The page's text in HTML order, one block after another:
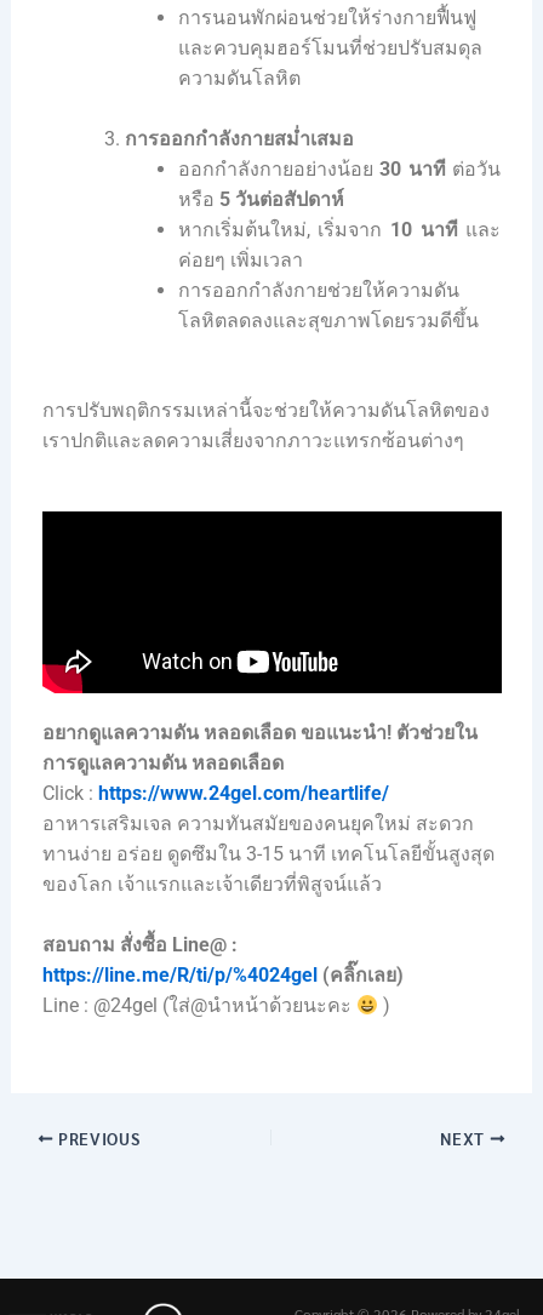
การนอนพักผ่อนช่วยให้ร่างกายฟื้นฟู
และควบคุมฮอร์โมนที่ช่วยปรับสมดุล
ความดันโลหิต
การออกกำลังกายสม่ำเสมอ
ออกกำลังกายอย่างน้อย30 นาทีต่อวัน
หรือ 5 วันต่อสัปดาห์
หากเริ่มต้นใหม่, เริ่มจาก 10 นาทีและ
ค่อยๆ เพิ่มเวลา
การออกกำลังกายช่วยให้ความดัน
โลหิตลดลงและสุขภาพโดยรวมดีขึ้น
การปรับพฤติกรรมเหล่านี้จะช่วยให้ความดันโลหิตของ
เราปกติและลดความเสี่ยงจากภาวะแทรกซ้อนต่างๆ
อยากดูแลความดัน หลอดเลือด ขอแนะนำ! ตัวช่วยใน
การดูแลความดัน หลอดเลือด
Click : https://www.24gel.com/heartlife/
อาหารเสริมเจล ความทันสมัยของคนยุคใหม่ สะดวก
ทานง่าย อร่อย ดูดซึมใน 3-15 นาที เทคโนโลยีขั้นสูงสุด
ของโลก เจ้าแรกและเจ้าเดียวที่พิสูจน์แล้ว
สอบถาม สั่งซื้อ Line@ :
https://line.me/R/ti/p/%4024gel (คลิ๊กเลย)
Line : @24gel (ใส่@นำหน้าด้วยนะคะ
)
PREVIOUS NEXT